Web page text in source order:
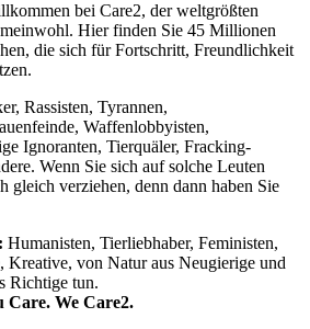
bei Care2, der weltgrößten
Hier finden Sie 45 Millionen
die sich für Fortschritt, Freundlichkeit
Rassisten, Tyrannen,
Waffenlobbyisten,
Ignoranten, Tierquäler, Fracking-
Wenn Sie sich auf solche Leuten
gleich verziehen, denn dann haben Sie
Humanisten, Tierliebhaber, Feministen,
von Natur aus Neugierige und
Richtige tun.
Care. We Care2.